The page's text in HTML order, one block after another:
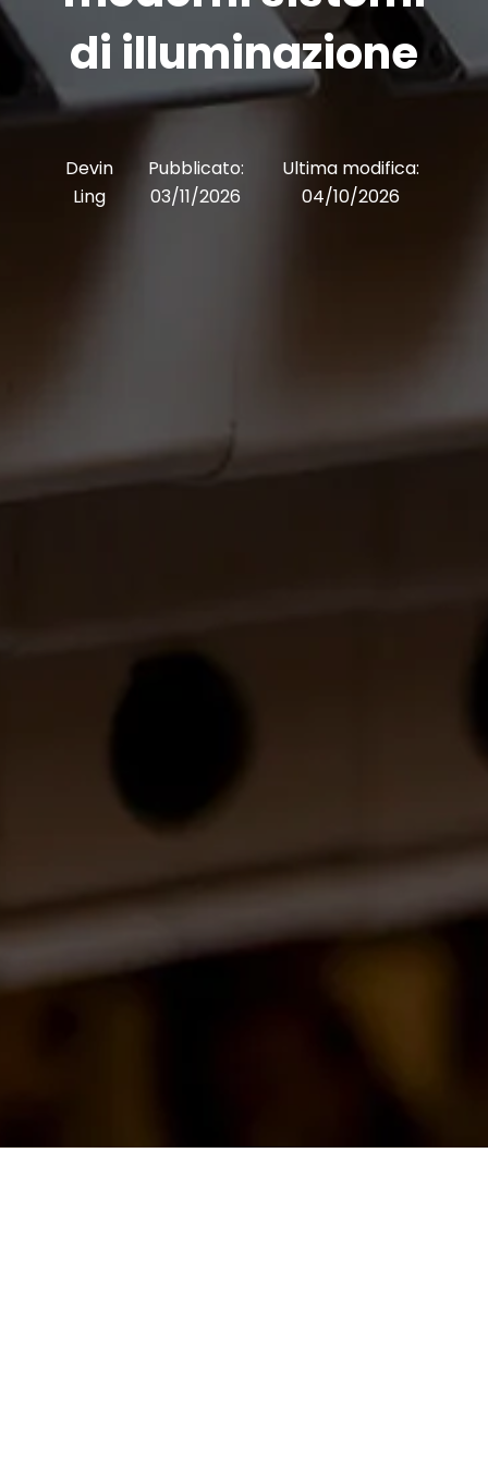
di illuminazione
Devin
Ling
Pubblicato:
03/11/2026
Ultima modifica:
04/10/2026